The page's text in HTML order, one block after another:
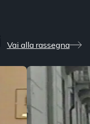
Vai alla rassegna